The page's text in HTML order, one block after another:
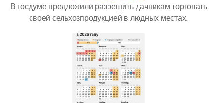
В госдуме предложили разрешить дачникам торговать
своей сельхозпродукцией в людных местах.